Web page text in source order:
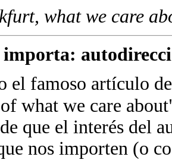
what we care
importa:
el famoso artículo
what we care
que el interés del
nos importen (o